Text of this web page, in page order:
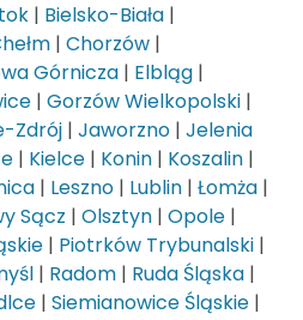
| Bielsko-Biała |
| Chorzów |
Górnicza | Elbląg |
| Gorzów Wielkopolski |
Zdrój | Jaworzno | Jelenia
| Kielce | Konin | Koszalin |
| Leszno | Lublin | Łomża |
Sącz | Olsztyn | Opole |
| Piotrków Trybunalski |
| Radom | Ruda Śląska |
| Siemianowice Śląskie |